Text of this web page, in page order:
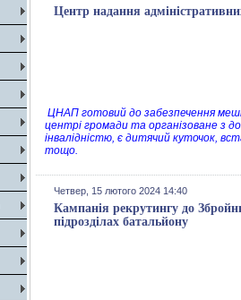
Центр надання
ЦНАП готовий до забезпечення
центрі громади та організоване з
інвалідністю, є дитячий куточок,
тощо.
Четвер, 15 лютого 2024 14:40
Кампанія рекрутингу до
підрозділах батальйону